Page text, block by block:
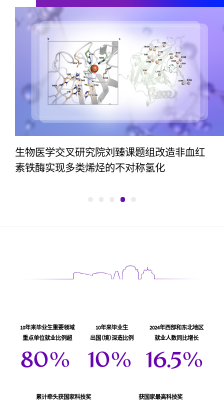
生物医学交叉研究院刘臻课题组改造非血红
素铁酶实现多类烯烃的不对称氢化
10年来毕业生重要领域
重点单位就业比例超
80%
10年来毕业生
出国（境）深造比例
10%
2024年西部和东北地区
就业人数同比增长
16.5%
累计牵头获国家科技奖
获国家最高科技奖